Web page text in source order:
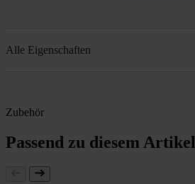
Alle Eigenschaften
Zubehör
Passend zu diesem Artikel